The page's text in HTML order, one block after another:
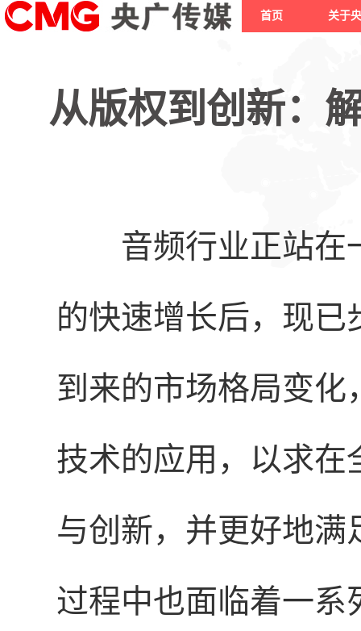
首页 关于
从版权到创新：
音频行业正站在
的快速增长后，现
到来的市场格局变
技术的应用，以求在
与创新，并更好地
过程中也面临着一系